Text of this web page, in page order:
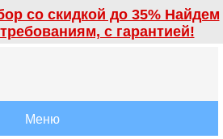
со скидкой до 35% Найдем
с гарантией!
Меню